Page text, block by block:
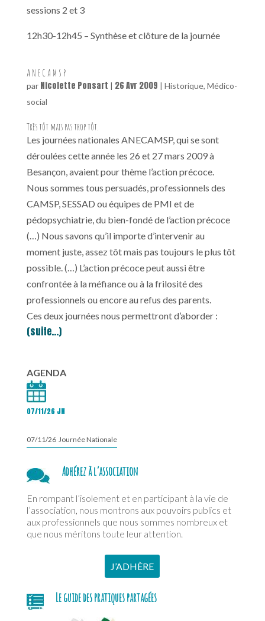
sessions 2 et 3
12h30-12h45 – Synthèse et clôture de la journée
A N E C A M S P
par Nicolette Ponsart | 26 Avr 2009 | Historique, Médico-
social
Très tôt mais pas trop tôt.
Les journées nationales ANECAMSP, qui se sont
déroulées cette année les 26 et 27 mars 2009 à
Besançon, avaient pour thème l’action précoce.
Nous sommes tous persuadés, professionnels des
CAMSP, SESSAD ou équipes de PMI et de
pédopsychiatrie, du bien-fondé de l’action précoce
(…) Nous savons qu’il importe d’intervenir au
moment juste, assez tôt mais pas toujours le plus tôt
possible. (…) L’action précoce peut aussi être
confrontée à la méfiance ou à la frilosité des
professionnels ou encore au refus des parents.
Ces deux journées nous permettront d’aborder :
(suite…)
AGENDA
07/11/26 JN
07/11/26 Journée Nationale
Adhérez à l’association
En rompant l’isolement et en participant à la vie de
l’association, nous montrons aux pouvoirs publics et
aux professionnels que nous sommes nombreux et
que nous méritons toute leur attention.
J’ADHÈRE
Le guide des pratiques partagées